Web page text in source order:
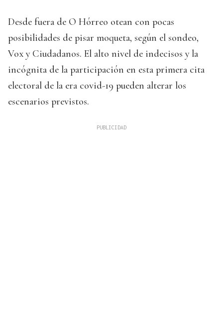
Desde fuera de O Hórreo otean con pocas
posibilidades de pisar moqueta, según el sondeo,
Vox y Ciudadanos. El alto nivel de indecisos y la
incógnita de la participación en esta primera cita
electoral de la era covid-19 pueden alterar los
escenarios previstos.